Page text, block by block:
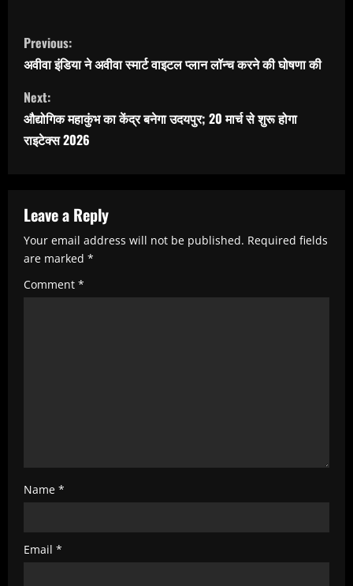
C
o
n
t
i
e
R
e
a
Previous:
अवीवा इंडिया ने अवीवा स्मार्ट वाइटल प्लान लॉन्च करने की घोषणा की
Next:
औद्योगिक महाकुंभ का केंद्र बनेगा उदयपुर; 20 मार्च से शुरू होगा
राइटेक्स 2026
Leave a Reply
Your email address will not be published. Required fields
are marked *
Comment *
Name *
Email *